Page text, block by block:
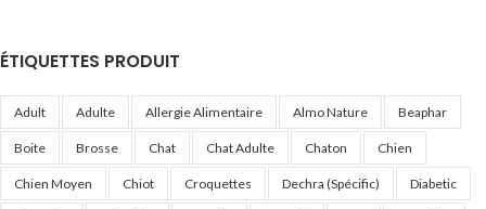
ÉTIQUETTES PRODUIT
Adult Adulte Allergie Alimentaire Almo Nature Beaphar
Boite Brosse Chat Chat Adulte Chaton Chien
Chien Moyen Chiot Croquettes Dechra (Spécific) Diabetic